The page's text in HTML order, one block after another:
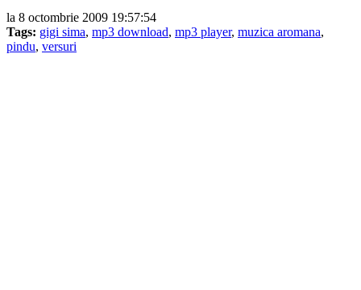
la 8 octombrie 2009 19:57:54
Tags: gigi sima, mp3 download, mp3 player, muzica aromana,
pindu, versuri